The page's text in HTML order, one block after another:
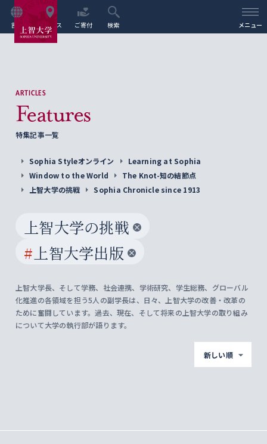
言語 アクセス ご寄付 検索 メニュー
ARTICLES
Features
特集記事一覧
Sophia Styleオンライン
Learning at Sophia
Window to the World
The Knot-知の結節点
上智大学の挑戦
Sophia Chronicle since 1913
上智大学の挑戦
# 上智大学出版
上智大学長、そして学務、社会連携、学術研究、学生総務、グローバル
化推進の各領域を担う5人の副学長は、日々、上智大学の改善・改革の
ために奮闘しています。過去、現在、そして将来の上智大学の取り組み
について大学の執行部が語ります。
新しい順